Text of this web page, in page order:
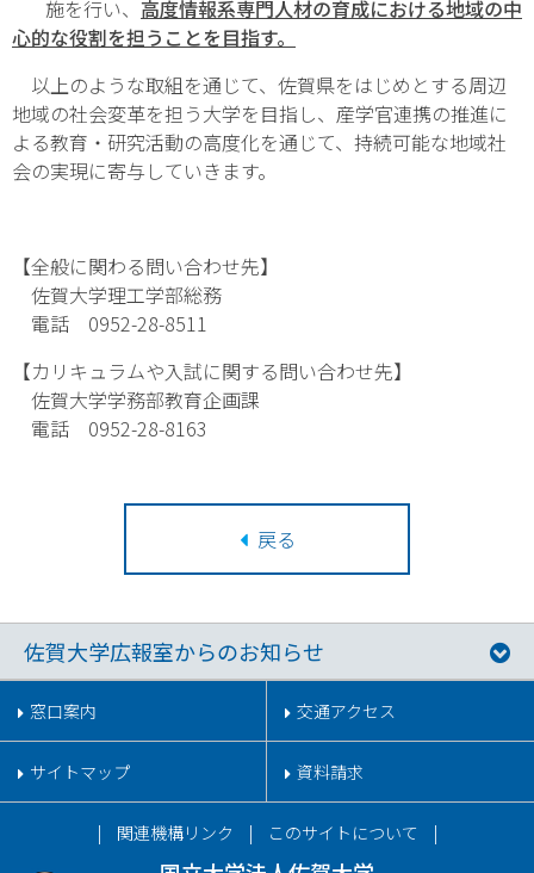
施を行い、 高度情報系専門人材の育成における地域の中
心的な役割を担うことを目指す。
以上のような取組を通じて、佐賀県をはじめとする周辺
地域の社会変革を担う大学を目指し、産学官連携の推進に
よる教育・研究活動の高度化を通じて、持続可能な地域社
会の実現に寄与していきます。
【全般に関わる問い合わせ先】
佐賀大学理工学部総務
電話 0952-28-8511
【カリキュラムや入試に関する問い合わせ先】
佐賀大学学務部教育企画課
電話 0952-28-8163
戻る
佐賀大学広報室からのお知らせ
窓口案内 交通アクセス
サイトマップ 資料請求
関連機構リンク このサイトについて